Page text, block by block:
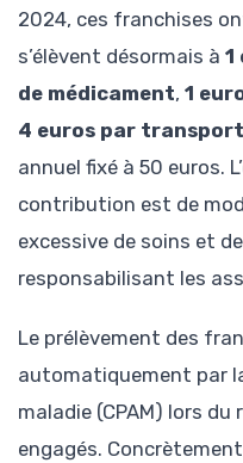
2024, ces franchises
s’élèvent désormais à 1
de médicament, 1
4 euros par
annuel fixé à 50 euros.
contribution est de
excessive de soins et
responsabilisant les
Le prélèvement des
automatiquement par
maladie (CPAM) lors
engagés.